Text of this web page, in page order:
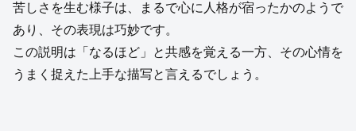
苦しさを生む様子は、まるで心に人格が宿ったかのようで
あり、その表現は巧妙です。
この説明は「なるほど」と共感を覚える一方、その心情を
うまく捉えた上手な描写と言えるでしょう。